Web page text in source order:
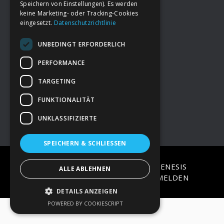
FooterDeine Spende
→ Impressum
→Kontakt zum PAO Team
COPYRIGHT © 2026 · ON
GENESIS
FRAMEWORK·WORDPRESS·ANMELDEN
Speichern von Einstellungen). Es werden
keine Marketing- oder Tracking-Cookies
eingesetzt. Datenschutzrichtlinie
UNBEDINGT ERFORDERLICH
PERFORMANCE
TARGETING
FUNKTIONALITÄT
UNKLASSIFIZIERTE
SPEICHERN & SCHLIESSEN
ALLE ABLEHNEN
DETAILS ANZEIGEN
POWERED BY COOKIESCRIPT